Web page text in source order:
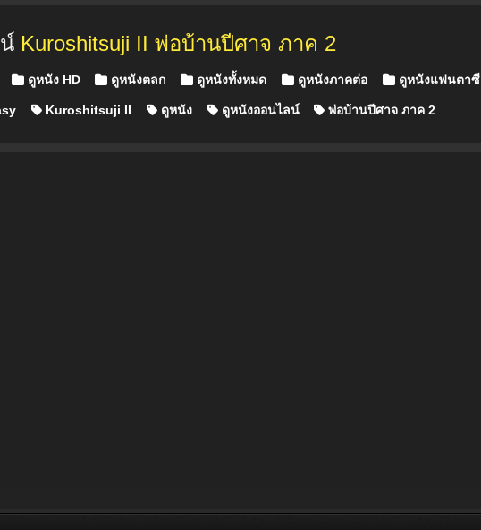
Kuroshitsuji II พ่อบ้านปีศาจ ภาค 2
ดูหนัง HD ดูหนังตลก ดูหนังทั้งหมด ดูหนังภาคต่อ ดูหนังแฟนตาซี
Kuroshitsuji II ดูหนัง ดูหนังออนไลน์ พ่อบ้านปีศาจ ภาค 2